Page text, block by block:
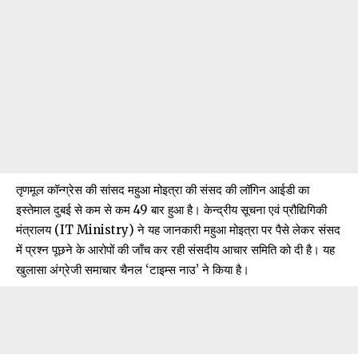
तृणमूल कॉन्ग्रेस की सांसद महुआ मोइत्रा की संसद की लॉगिन आईडी का
इस्तेमाल दुबई से कम से कम 49 बार हुआ है। केन्द्रीय सूचना एवं प्रौद्यिगिकी
मंत्रालय (IT Ministry) ने यह जानकारी महुआ मोइत्रा पर पैसे लेकर संसद
में प्रश्न पूछने के आरोपों की जाँच कर रही संसदीय आचार समिति को दी है। यह
खुलासा अंग्रेजी समाचार चैनल ‘टाइम्स नाउ’ ने किया है।